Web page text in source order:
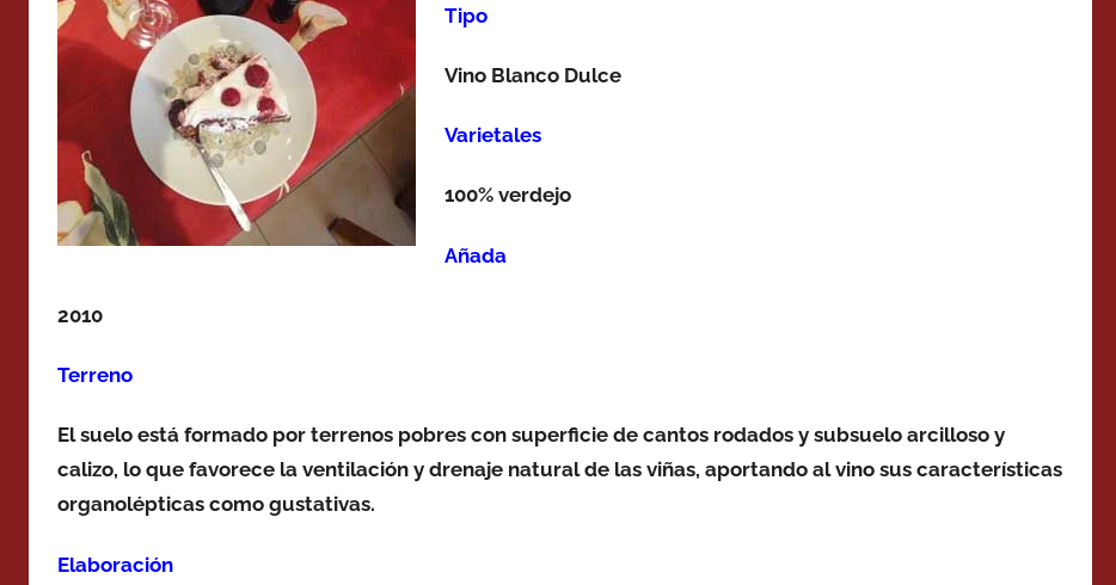
Tipo
Vino Blanco Dulce
Varietales
100% verdejo
Añada
2010
Terreno
El suelo está formado por terrenos pobres con superficie de cantos rodados y subsuelo arcilloso y
calizo, lo que favorece la ventilación y drenaje natural de las viñas, aportando al vino sus características
organolépticas como gustativas.
Elaboración